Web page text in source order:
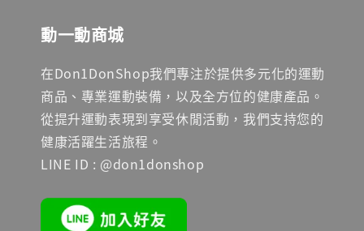
動一動商城
在Don1DonShop我們專注於提供多元化的運動
商品、專業運動裝備，以及全方位的健康產品。
從提升運動表現到享受休閒活動，我們支持您的
健康活躍生活旅程。
LINE ID : @don1donshop